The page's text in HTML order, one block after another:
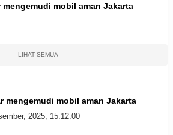
mengemudi mobil aman Jakarta
LIHAT SEMUA
mengemudi mobil aman Jakarta
2025, 15:12:00